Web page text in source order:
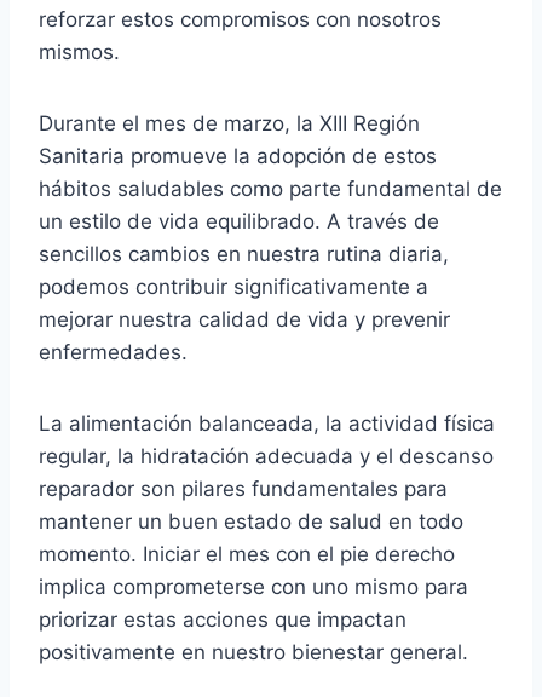
reforzar estos compromisos con nosotros
mismos.
Durante el mes de marzo, la XIII Región
Sanitaria promueve la adopción de estos
hábitos saludables como parte fundamental de
un estilo de vida equilibrado. A través de
sencillos cambios en nuestra rutina diaria,
podemos contribuir significativamente a
mejorar nuestra calidad de vida y prevenir
enfermedades.
La alimentación balanceada, la actividad física
regular, la hidratación adecuada y el descanso
reparador son pilares fundamentales para
mantener un buen estado de salud en todo
momento. Iniciar el mes con el pie derecho
implica comprometerse con uno mismo para
priorizar estas acciones que impactan
positivamente en nuestro bienestar general.